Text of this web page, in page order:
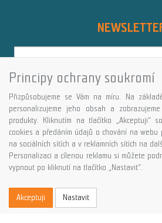
Přihlásit
Více informací o této
Copyright © GALASPORT,
powered by ABRA
Principy ochrany soukromí
Přizpůsobujeme se Vám na míru. Na
personalizujeme jeho obsah a
produkty. Kliknutím na tlačítko „Akceptuji“
cookies a předáním údajů o chování na webu
na sociálních sítích a v reklamních sítích na
Personalizaci a cílenou reklamu si můžete
vypnout po kliknutí na tlačítko „Nastavit“.
Akceptuji Nastavit